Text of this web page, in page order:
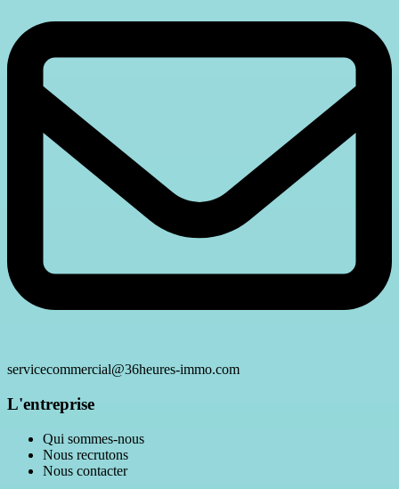
servicecommercial@36heures-immo.com
L'entreprise
Qui sommes-nous
Nous recrutons
Nous contacter